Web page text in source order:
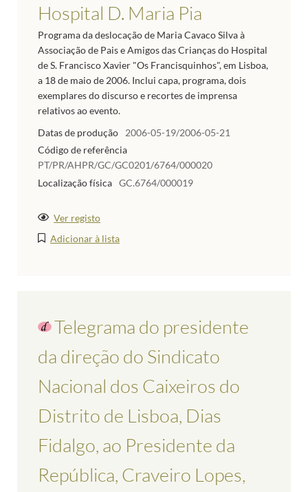
Hospital D. Maria Pia
Programa da deslocação de Maria Cavaco Silva à
Associação de Pais e Amigos das Crianças do Hospital
de S. Francisco Xavier "Os Francisquinhos", em Lisboa,
a 18 de maio de 2006. Inclui capa, programa, dois
exemplares do discurso e recortes de imprensa
relativos ao evento.
Datas de produção
2006-05-19/2006-05-21
Código de referência
PT/PR/AHPR/GC/GC0201/6764/000020
Localização física GC.6764/000019
Ver registo
Adicionar à lista
Telegrama do presidente
da direção do Sindicato
Nacional dos Caixeiros do
Distrito de Lisboa, Dias
Fidalgo, ao Presidente da
República, Craveiro Lopes,